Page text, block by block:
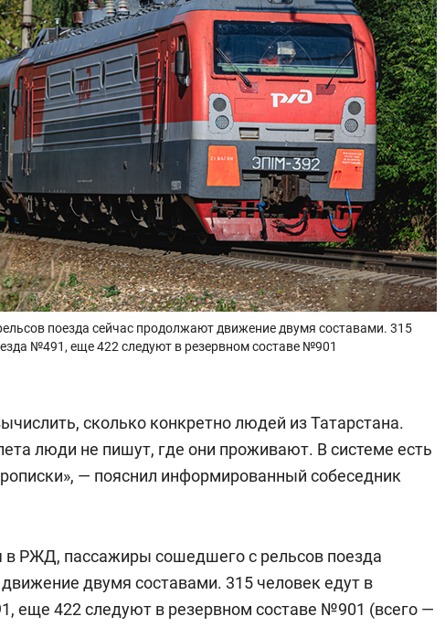
поезда сейчас продолжают движение двумя составами. 315
№491, еще 422 следуют в резервном составе №901
сколько конкретно людей из Татарстана.
люди не пишут, где они проживают. В системе есть
— пояснил информированный собеседник
в РЖД, пассажиры сошедшего с рельсов поезда
двумя составами. 315 человек едут в
еще 422 следуют в резервном составе №901 (всего —